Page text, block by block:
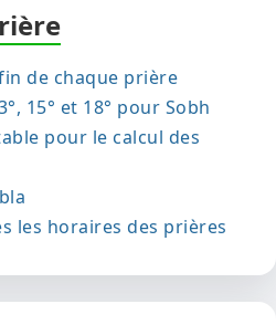
de chaque prière
15° et 18° pour Sobh
pour le calcul des
les horaires des prières